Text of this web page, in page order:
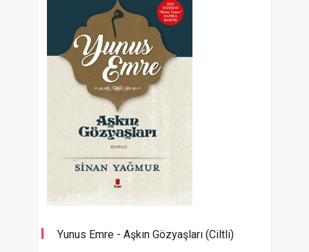
Yunus Emre - Aşkın Gözyaşları (Ciltli)